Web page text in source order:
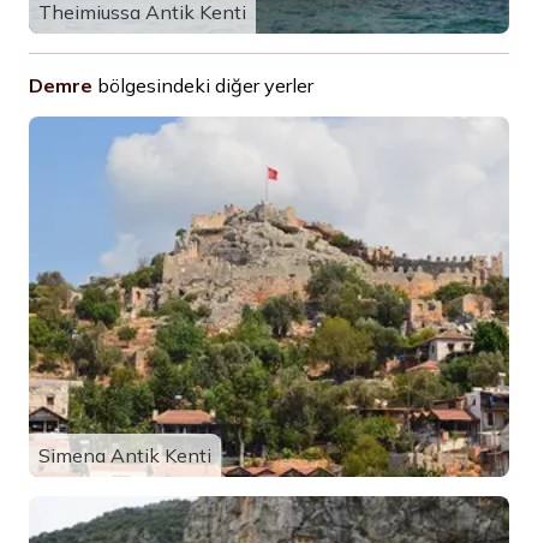
Theimiussa Antik Kenti
Demre bölgesindeki diğer yerler
Simena Antik Kenti